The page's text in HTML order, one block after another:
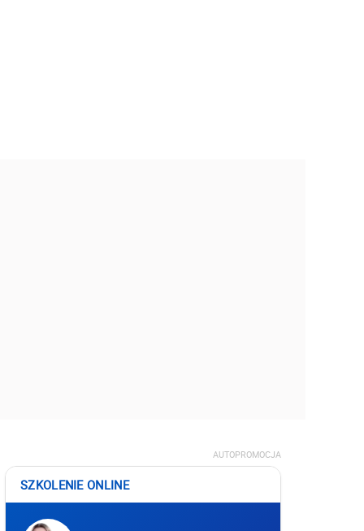
AUTOPROMOCJA
SZKOLENIE ONLINE